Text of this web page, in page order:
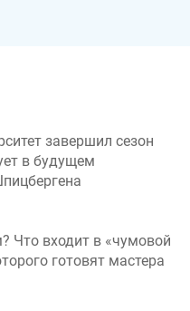
завершил сезон
в будущем
Что входит в «чумовой
готовят мастера